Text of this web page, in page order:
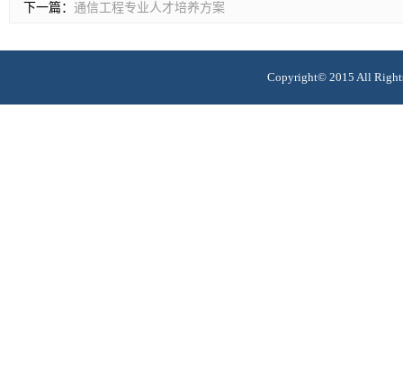
下一篇： 通信工程专业人才培养方案
Copyright© 2015 All